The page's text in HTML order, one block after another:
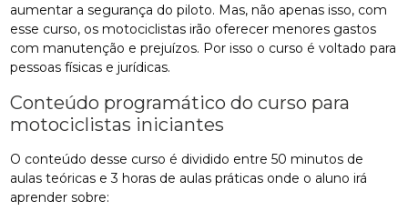
aumentar a segurança do piloto. Mas, não apenas isso, com
esse curso, os motociclistas irão oferecer menores gastos
com manutenção e prejuízos. Por isso o curso é voltado para
pessoas físicas e jurídicas.
Conteúdo programático do curso para
motociclistas iniciantes
O conteúdo desse curso é dividido entre 50 minutos de
aulas teóricas e 3 horas de aulas práticas onde o aluno irá
aprender sobre: